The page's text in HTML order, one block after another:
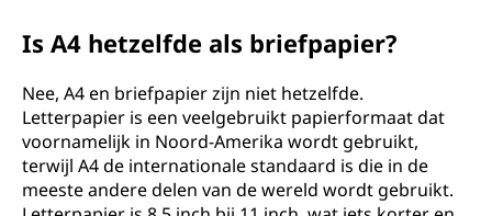
Is A4 hetzelfde als briefpapier?
Nee, A4 en briefpapier zijn niet hetzelfde.
Letterpapier is een veelgebruikt papierformaat dat
voornamelijk in Noord-Amerika wordt gebruikt,
terwijl A4 de internationale standaard is die in de
meeste andere delen van de wereld wordt gebruikt.